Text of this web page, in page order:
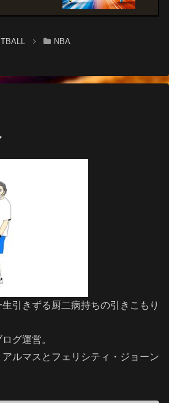
NBA
引きずる厨二病持ちの引きこもり
グ運営。
ルマスとフェリシティ・ジョーン